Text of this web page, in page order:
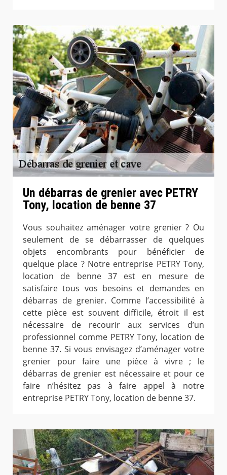
Un débarras de grenier avec PETRY
Tony, location de benne 37
Vous souhaitez aménager votre grenier ? Ou
seulement de se débarrasser de quelques
objets encombrants pour bénéficier de
quelque place ? Notre entreprise PETRY Tony,
location de benne 37 est en mesure de
satisfaire tous vos besoins et demandes en
débarras de grenier. Comme l’accessibilité à
cette pièce est souvent difficile, étroit il est
nécessaire de recourir aux services d’un
professionnel comme PETRY Tony, location de
benne 37. Si vous envisagez d’aménager votre
grenier pour faire une pièce à vivre ; le
débarras de grenier est nécessaire et pour ce
faire n’hésitez pas à faire appel à notre
entreprise PETRY Tony, location de benne 37.